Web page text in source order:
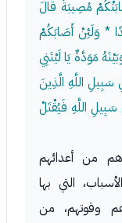
مُصِيبَةٌ قَالَ
* وَلَئِنْ أَصَابَكُمْ
مَوَدَّةٌ يَا لَيْتَنِي
اللَّهِ الَّذِينَ
سَبِيلِ اللَّهِ فَيُقْتَلْ
من أعدائهم
التي بها
وقوتهم، من